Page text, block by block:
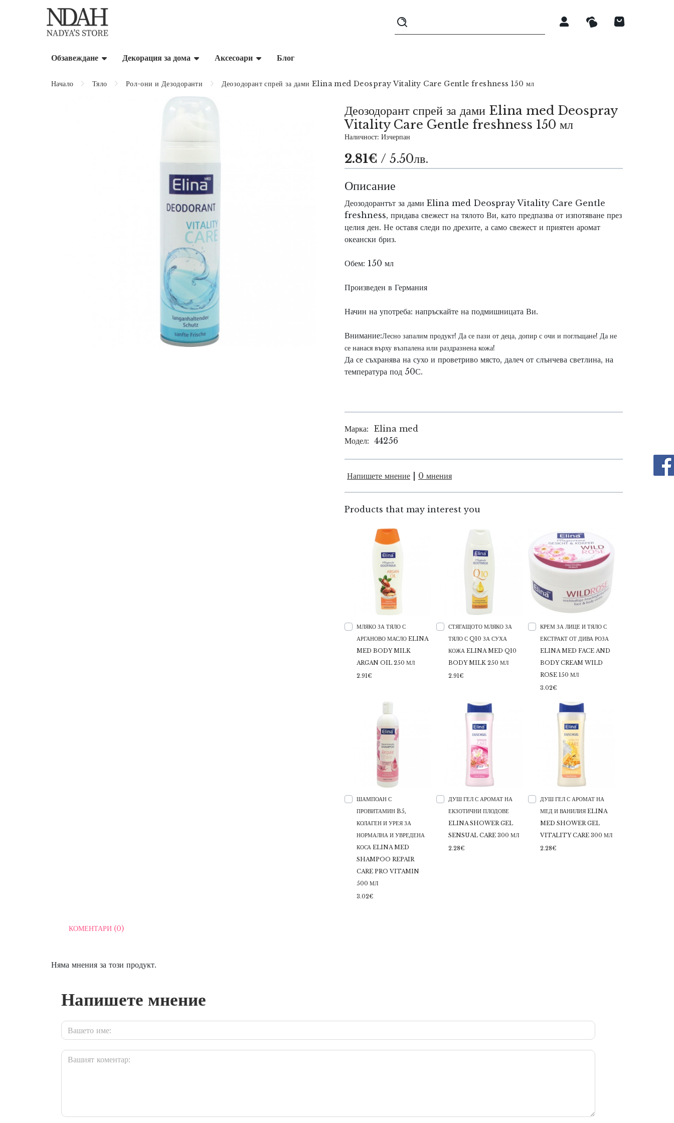
Обзавеждане Декорация за дома Аксесоари Блог
Начало Тяло Рол-они и Дезодоранти Деозодорант спрей за дами Elina med Deospray Vitality Care Gentle freshness 150 мл
Деозодорант спрей за дами Elina med Deospray
Vitality Care Gentle freshness 150 мл
Наличност: Изчерпан
2.81€ / 5.50лв.
Описание
Деозодорантът за дами Elina med Deospray Vitality Care Gentle
freshness, придава свежест на тялото Ви, като предпазва от изпотяване през
целия ден. Не оставя следи по дрехите, а само свежест и приятен аромат
океански бриз.
Обем: 150 мл
Произведен в Германия
Начин на употреба: напръскайте на подмишницата Ви.
Внимание:Лесно запалим продукт! Да се пази от деца, допир с очи и поглъщане! Да не
се нанася върху възпалена или раздразнена кожа!
Да се съхранява на сухо и проветриво място, далеч от слънчева светлина, на
температура под 50С.
Марка: Elina med
Модел: 44256
Напишете мнение 0 мнения
Products that may interest you
МЛЯКО ЗА ТЯЛО С
АРГАНОВО МАСЛО ELINA
MED BODY MILK
ARGAN OIL 250 МЛ
2.91€
СТЯГАЩОТО МЛЯКО ЗА
ТЯЛО С Q10 ЗА СУХА
КОЖА ELINA MED Q10
BODY MILK 250 МЛ
2.91€
КРЕМ ЗА ЛИЦЕ И ТЯЛО С
ЕКСТРАКТ ОТ ДИВА РОЗА
ELINA MED FACE AND
BODY CREAM WILD
ROSE 150 МЛ
3.02€
ШАМПОАН С
ПРОВИТАМИН B5,
КОЛАГЕН И УРЕЯ ЗА
НОРМАЛНА И УВРЕДЕНА
КОСА ELINA MED
SHAMPOO REPAIR
CARE PRO VITAMIN
500 МЛ
3.02€
ДУШ ГЕЛ С АРОМАТ НА
ЕКЗОТИЧНИ ПЛОДОВЕ
ELINA SHOWER GEL
SENSUAL CARE 300 МЛ
2.28€
ДУШ ГЕЛ С АРОМАТ НА
МЕД И ВАНИЛИЯ ELINA
MED SHOWER GEL
VITALITY CARE 300 МЛ
2.28€
КОМЕНТАРИ (0)
Няма мнения за този продукт.
Напишете мнение